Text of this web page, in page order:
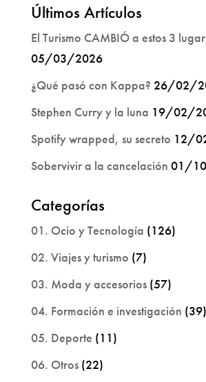
Últimos Artículos
El Turismo CAMBIÓ a estos 3
05/03/2026
¿Qué pasó con Kappa? 26/02/
Stephen Curry y la luna 19/02/
Spotify wrapped, su secreto 12/
Sobervivir a la cancelación 01/
Categorías
01. Ocio y Tecnología (126)
02. Viajes y turismo (7)
03. Moda y accesorios(57)
04. Formación e investigación (39)
05. Deporte (11)
06. Otros(22)